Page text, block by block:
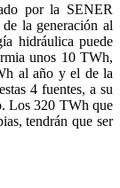
por la SENER
la generación al
hidráulica puede
unos 10 TWh,
al año y el de la
4 fuentes, a su
Los 320 TWh que
tendrán que ser